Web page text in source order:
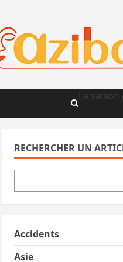
La
RECHERCHER UN
Accidents
Asie